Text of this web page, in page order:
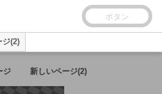
ボタン
ジ(2)
ジ 新しいページ(2)